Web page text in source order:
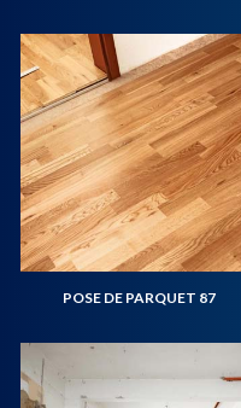
POSE DE PARQUET 87